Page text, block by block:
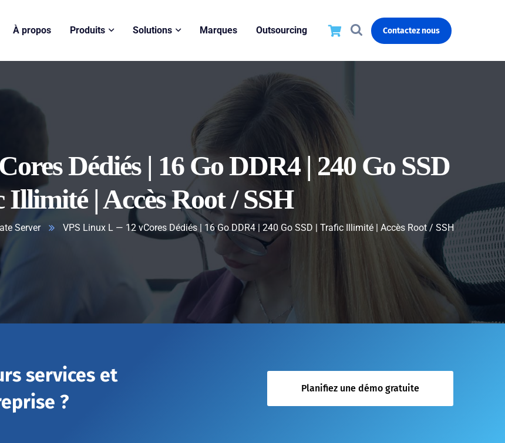
À propos Produits Solutions Marques Outsourcing Contactez nous
Dédiés | 16 Go DDR4 | 240 Go SSD
Illimité | Accès Root / SSH
Server VPS Linux L — 12 vCores Dédiés | 16 Go DDR4 | 240 Go SSD | Trafic Illimité | Accès Root / SSH
services et
?
Planifiez une démo gratuite